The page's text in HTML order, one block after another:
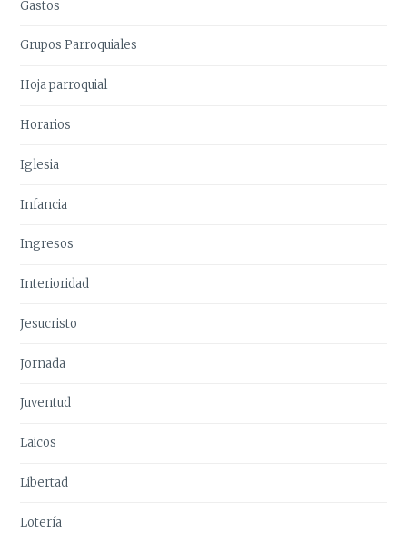
Gastos
Grupos Parroquiales
Hoja parroquial
Horarios
Iglesia
Infancia
Ingresos
Interioridad
Jesucristo
Jornada
Juventud
Laicos
Libertad
Lotería